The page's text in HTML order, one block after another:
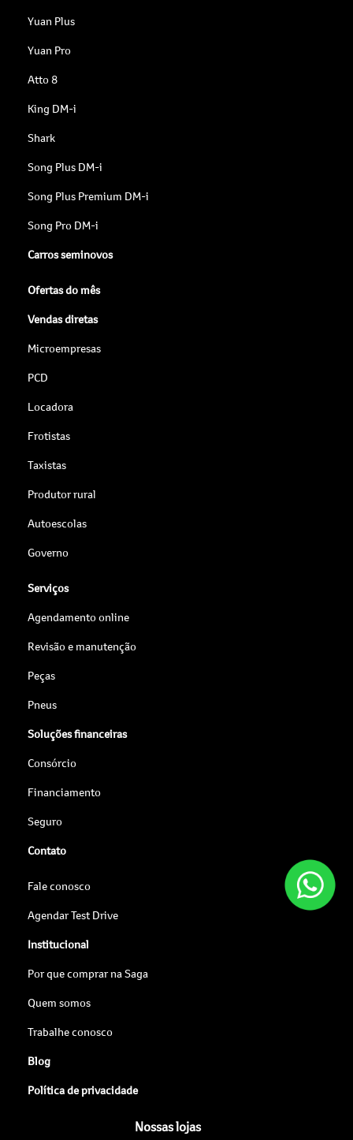
Yuan Plus
Yuan Pro
Atto 8
King DM-i
Shark
Song Plus DM-i
Song Plus Premium DM-i
Song Pro DM-i
Carros seminovos
Ofertas do mês
Vendas diretas
Microempresas
PCD
Locadora
Frotistas
Taxistas
Produtor rural
Autoescolas
Governo
Serviços
Agendamento online
Revisão e manutenção
Peças
Pneus
Soluções financeiras
Consórcio
Financiamento
Seguro
Contato
Fale conosco
Agendar Test Drive
Institucional
Por que comprar na Saga
Quem somos
Trabalhe conosco
Blog
Política de privacidade
Nossas lojas